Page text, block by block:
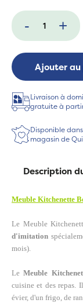
- +
Ajouter au
Livraison à
gratuite à
Disponible
magasin de
Description
Meuble Kitchenette
Le Meuble
d'imitation
mois).
LeMeuble
cuisine et des repas.
évier, d'un frigo, de